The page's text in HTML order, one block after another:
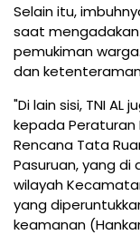
Selain itu,
saat
pemukiman
dan
"Di lain sisi, TNI
kepada Peraturan
Rencana Tata
Pasuruan, yang
wilayah
yang
keamanan